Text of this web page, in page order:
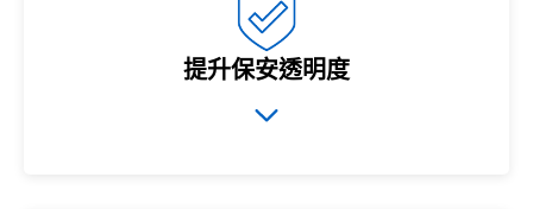
提升保安透明度